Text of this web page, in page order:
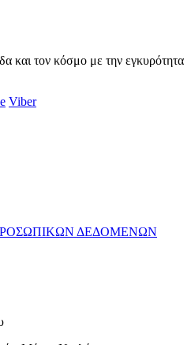
και τον κόσμο με την εγκυρότητα
Viber
ΔΕΔΟΜΕΝΩΝ